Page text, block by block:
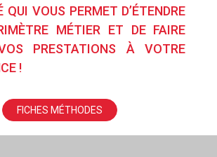
QUI VOUS PERMET D’ÉTENDRE
MÉTIER ET DE FAIRE
PRESTATIONS À VOTRE
!
FICHES MÉTHODES